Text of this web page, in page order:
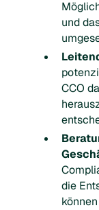
und
CCO
die
können